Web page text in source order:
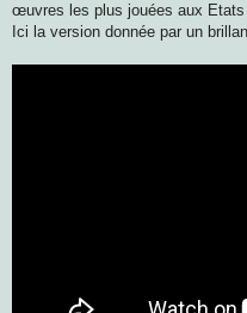
œuvres les plus jouées aux Etats
Ici la version donnée par un